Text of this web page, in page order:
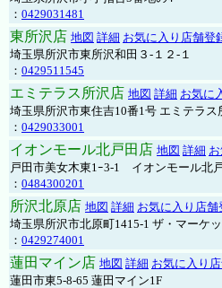
： 0429031481
東所沢店 地図 詳細 お気に入り店舗登
埼玉県所沢市東所沢和田３-１２-１
： 0429511545
エミテラス所沢店 地図 詳細 お気に
埼玉県所沢市東住吉10番1号 エミテラス
： 0429033001
イオンモール北戸田店 地図 詳細
戸田市美女木東1ｰ3‐1 イオンモール北
： 0484300201
所沢北原店 地図 詳細 お気に入り店舗
埼玉県所沢市北原町1415-1 ザ・マーケ
： 0429274001
蓮田マイン店 地図 詳細 お気に入り
蓮田市東5-8-65 蓮田マイン1F